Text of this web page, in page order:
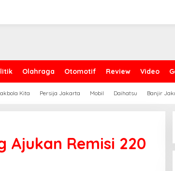
Olahraga Otomotif Review Video
Kita Persija Jakarta Mobil Daihatsu Banjir
Ajukan Remisi 220